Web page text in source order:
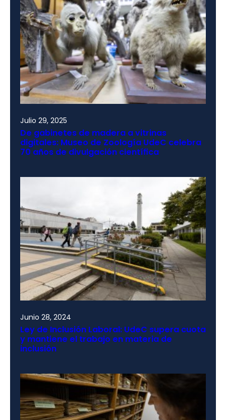
Julio 29, 2025
De gabinetes de madera a vitrinas
digitales: Museo de Zoología UdeC celebra
70 años de divulgación científica
Junio 28, 2024
Ley de Inclusión Laboral: UdeC supera cuota
y mantiene el trabajo en materia de
inclusión